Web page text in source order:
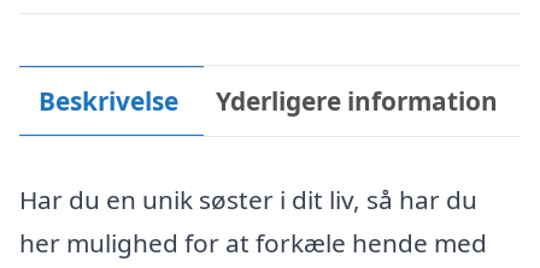
Beskrivelse Yderligere information
Har du en unik søster i dit liv, så har du
her mulighed for at forkæle hende med